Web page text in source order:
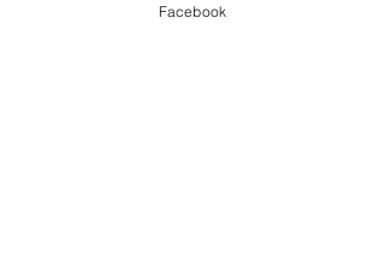
Facebook